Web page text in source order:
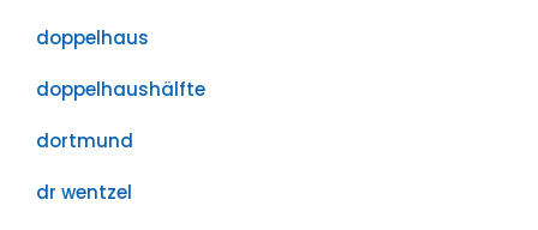
doppelhaus
doppelhaushälfte
dortmund
dr wentzel